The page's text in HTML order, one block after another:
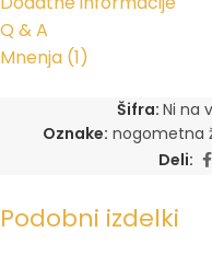
Q & A
Mnenja (1)
Šifra: Ni na
Oznake: nogometna
Deli:
Podobni izdelki